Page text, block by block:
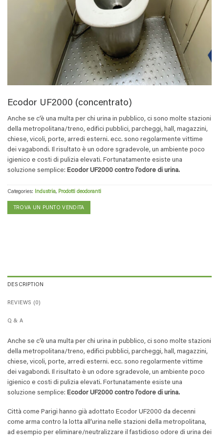
Ecodor UF2000 (concentrato)
Anche se c’è una multa per chi urina in pubblico, ci sono molte stazioni
della metropolitana/treno, edifici pubblici, parcheggi, hall, magazzini,
chiese, vicoli, porte, arredi esterni. ecc. sono regolarmente vittime
dei vagabondi. Il risultato è un odore sgradevole, un ambiente poco
igienico e costi di pulizia elevati. Fortunatamente esiste una
soluzione semplice: Ecodor UF2000 contro l’odore di urina.
Categories: Industria, Prodotti deodoranti
TROVA UN PUNTO VENDITA
DESCRIPTION
REVIEWS (0)
Q & A
Anche se c’è una multa per chi urina in pubblico, ci sono molte stazioni
della metropolitana/treno, edifici pubblici, parcheggi, hall, magazzini,
chiese, vicoli, porte, arredi esterni. ecc. sono regolarmente vittime
dei vagabondi. Il risultato è un odore sgradevole, un ambiente poco
igienico e costi di pulizia elevati. Fortunatamente esiste una
soluzione semplice: Ecodor UF2000 contro l’odore di urina.
Città come Parigi hanno già adottato Ecodor UF2000 da decenni
come arma contro la lotta all’urina nelle stazioni della metropolitana,
ad esempio per eliminare/neutralizzare il fastidioso odore di urina dei